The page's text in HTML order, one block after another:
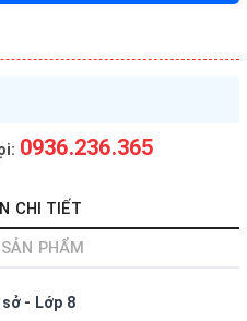
0936.236.365
CHI TIẾT
PHẨM
- Lớp 8